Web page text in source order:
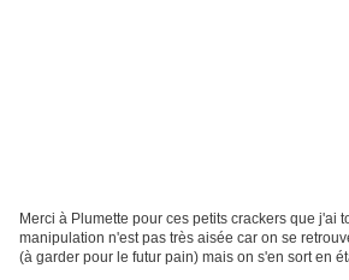
Merci à Plumette pour ces petits crackers que j'ai
manipulation n'est pas très aisée car on se
(à garder pour le futur pain) mais on s'en sort en